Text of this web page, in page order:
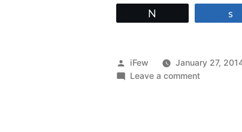
Posted
by
iFew January 27,
Leave a commenton